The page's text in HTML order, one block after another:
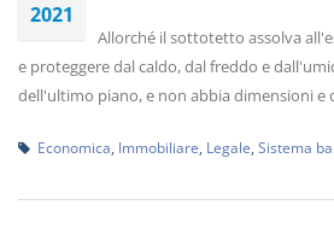
2021
Allorché il sottotetto assolva
e proteggere dal caldo, dal freddo e
dell'ultimo piano, e non abbia dimensioni e
Economica Immobiliare Legale Sistema